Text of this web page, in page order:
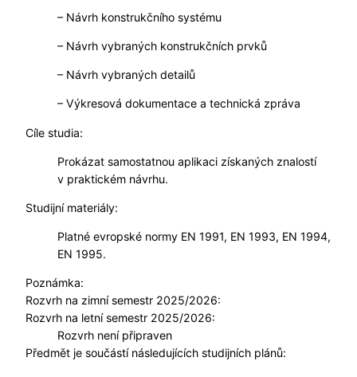
– Návrh konstrukčního systému
– Návrh vybraných konstrukčních prvků
– Návrh vybraných detailů
– Výkresová dokumentace a technická zpráva
Cíle studia:
Prokázat samostatnou aplikaci získaných znalostí
v praktickém návrhu.
Studijní materiály:
Platné evropské normy EN 1991, EN 1993, EN 1994,
EN 1995.
Poznámka:
Rozvrh na zimní semestr 2025/2026:
Rozvrh na letní semestr 2025/2026:
Rozvrh není připraven
Předmět je součástí následujících studijních plánů: